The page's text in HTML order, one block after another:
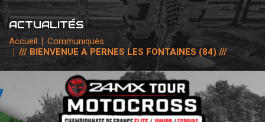
CHAMPIONNAT
PARTENAIRES
accéder à la billetterie
ACTUALITÉS
Accueil
Communiqués
/// BIENVENUE A PERNES LES FONTAINES (84) ///